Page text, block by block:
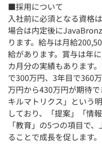
■採用について
入社前に必須となる資格
場合は内定後に
ります。給与は月給
給があります。賞与は年
カ月分の実績もあります
で300万円、3年目で360
万円から430万円が期待
キルマトリクス」という
しており、「提案」「情
「教育」の5つの項目で
ることで成長を促します。